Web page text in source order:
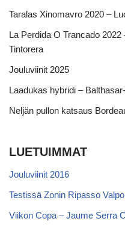
Taralas Xinomavro 2020 –
La Perdida O Trancado
Tintorera
Jouluviinit 2025
Laadukas hybridi –
Neljän pullon katsaus
LUETUIMMAT
Jouluviinit 2016
Testissä Zonin Ripasso
Viikon Copa – Jaume Serra